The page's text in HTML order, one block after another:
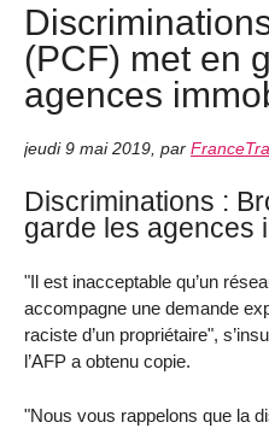
(PCF) met en
agences
jeudi 9 mai 2019 par
Discriminations :
garde les agences
"Il est inacceptable qu’un
accompagne une demande
raciste d’un propriétaire",
l’AFP a obtenu copie.
"Nous vous rappelons que la